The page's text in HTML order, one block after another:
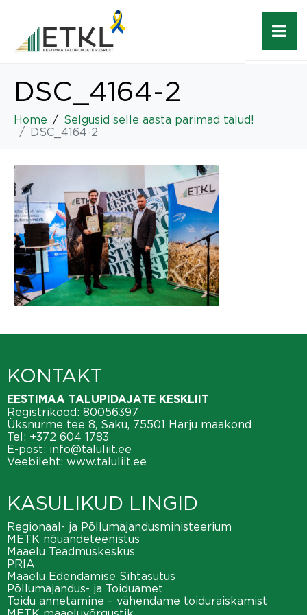
DSC_4164-2
Home
Selgusid selle aasta parimad talud!
DSC_4164-2
KONTAKT
EESTIMAA TALUPIDAJATE KESKLIIT
Registrikood: 80056397
Üksnurme tee 8, Saku, 75501 Harju maakond
Tel: +372 604 1783
E-post: info@taluliit.ee
Veebileht: www.taluliit.ee
KASULIKUD LINGID
Regionaal- ja Põllumajandusministeerium
METK nõuandeteenistus
Maaelu Teadmuskeskus
PRIA
Maaelu Edendamise Sihtasutus
Põllumajandus- ja Toiduamet
Toidu annetamine – vähendame toiduraiskamist